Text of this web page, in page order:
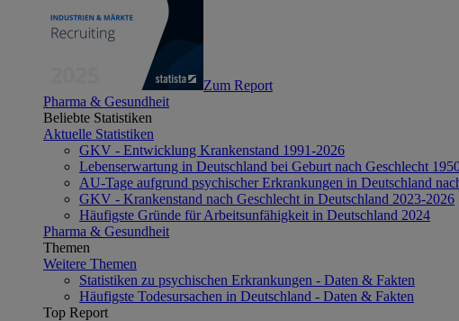
Zum Report
Pharma & Gesundheit
Beliebte Statistiken
Aktuelle Statistiken
GKV - Entwicklung Krankenstand 1991-2026
Lebenserwartung in Deutschland bei Geburt nach Geschlecht
AU-Tage aufgrund psychischer Erkrankungen in Deutschland
GKV - Krankenstand nach Geschlecht in Deutschland 2023-2026
Häufigste Gründe für Arbeitsunfähigkeit in Deutschland 2024
Pharma & Gesundheit
Themen
Weitere Themen
Statistiken zu psychischen Erkrankungen - Daten & Fakten
Häufigste Todesursachen in Deutschland - Daten & Fakten
Top Report